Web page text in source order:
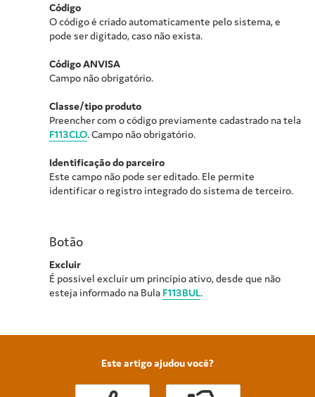
Código
O código é criado automaticamente pelo sistema, e
pode ser digitado, caso não exista.
Código ANVISA
Campo não obrigatório.
Classe/tipo produto
Preencher com o código previamente cadastrado na tela
F113CLO. Campo não obrigatório.
Identificação do parceiro
Este campo não pode ser editado. Ele permite
identificar o registro integrado do sistema de terceiro.
Botão
Excluir
É possível excluir um princípio ativo, desde que não
esteja informado na Bula F113BUL.
Este artigo ajudou você?